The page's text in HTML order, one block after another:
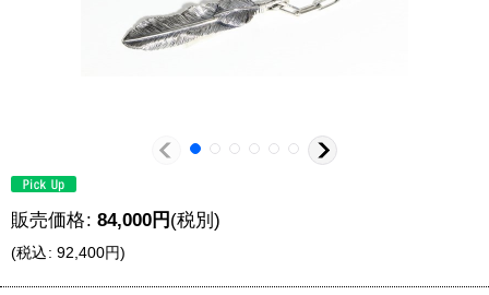
販売価格: 84,000円 (税別)
(税込: 92,400円)